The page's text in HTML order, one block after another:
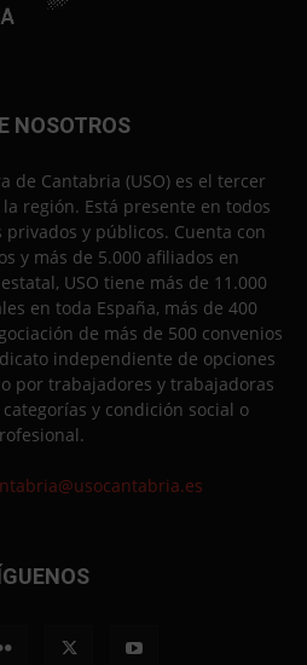
NOSOTROS
de Cantabria (USO) es el tercer
región. Está presente en todos
privados y públicos. Cuenta con
y más de 5.000 afiliados en
USO tiene más de 11.000
en toda España, más de 400
de más de 500 convenios
independiente de opciones
por trabajadores y trabajadoras
y condición social o